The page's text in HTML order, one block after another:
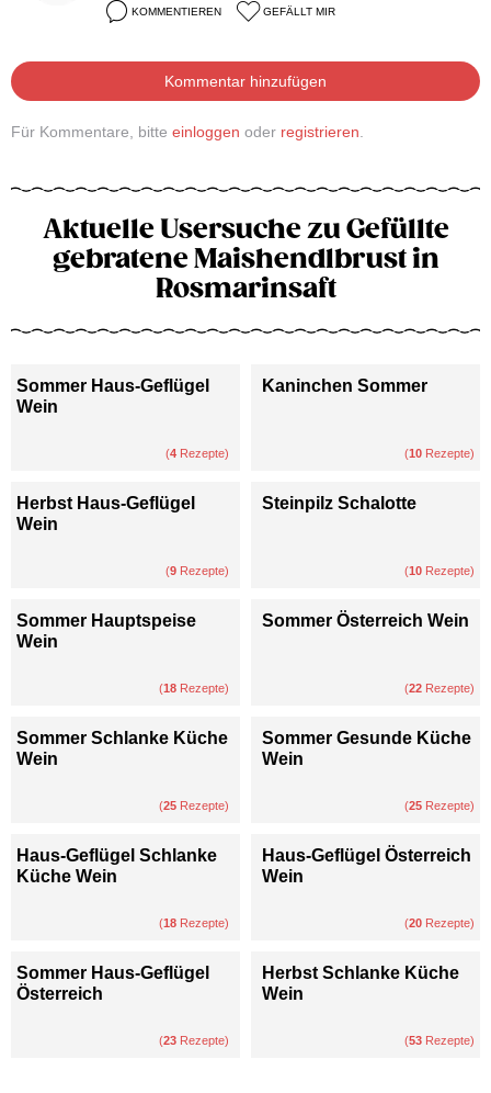
KOMMENTIEREN GEFÄLLT MIR
Kommentar hinzufügen
Für Kommentare, bitte einloggen oder registrieren
Aktuelle Usersuche zu Gefüllte
gebratene Maishendlbrust in
Rosmarinsaft
Sommer Haus-Geflügel
Wein
(4 Rezepte)
Kaninchen Sommer
(10 Rezepte)
Herbst Haus-Geflügel
Wein
(9 Rezepte)
Steinpilz Schalotte
(10 Rezepte)
Sommer Hauptspeise
Wein
(18 Rezepte)
Sommer Österreich Wein
(22 Rezepte)
Sommer Schlanke Küche
Wein
(25 Rezepte)
Sommer Gesunde Küche
Wein
(25 Rezepte)
Haus-Geflügel Schlanke
Küche Wein
(18 Rezepte)
Haus-Geflügel Österreich
Wein
(20 Rezepte)
Sommer Haus-Geflügel
Österreich
(23 Rezepte)
Herbst Schlanke Küche
Wein
(53 Rezepte)